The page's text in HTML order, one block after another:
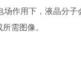
场作用下，液晶分
需图像。